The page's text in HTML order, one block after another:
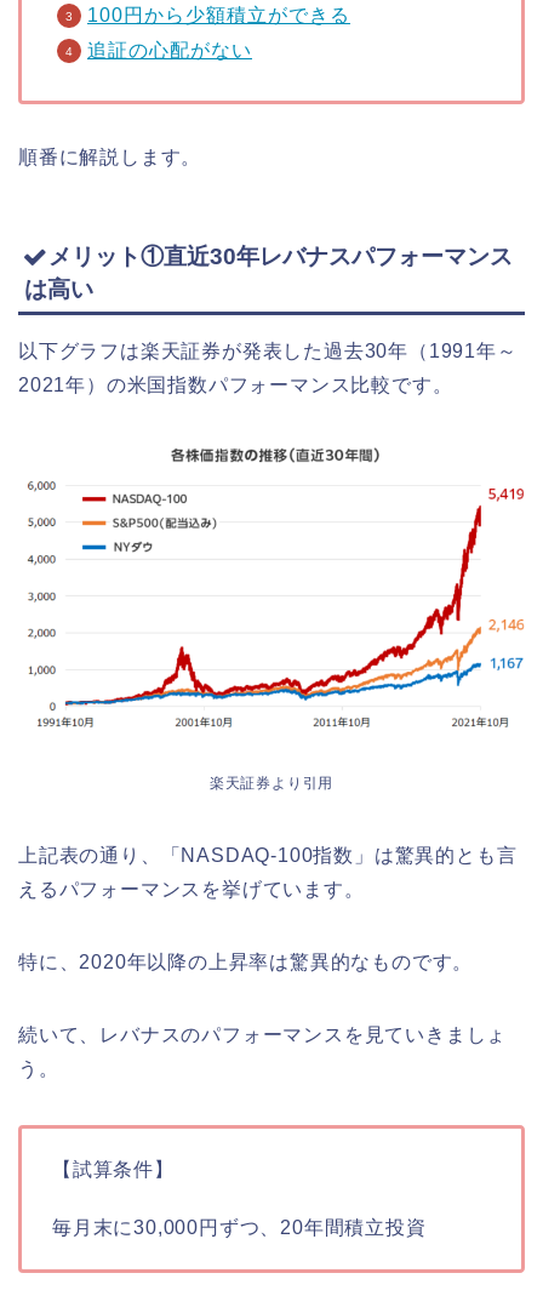
100円から少額積立ができる
追証の心配がない
順番に解説します。
メリット①直近30年レバナスパフォーマンス
は高い
以下グラフは楽天証券が発表した過去30年（1991年～
2021年）の米国指数パフォーマンス比較です。
楽天証券より引用
上記表の通り、「NASDAQ‐100指数」は驚異的とも言
えるパフォーマンスを挙げています。
特に、2020年以降の上昇率は驚異的なものです。
続いて、レバナスのパフォーマンスを見ていきましょ
う。
【試算条件】
毎月末に30,000円ずつ、20年間積立投資